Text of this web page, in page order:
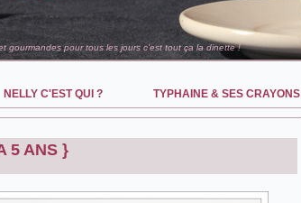
gourmandes pour tous les jours c'est tout ça la dinette !
NELLY C'EST QUI ? TYPHAINE & SES CRAYONS
5 ANS }